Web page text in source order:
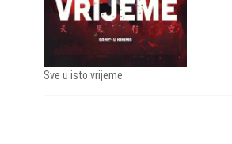
Sve u isto vrijeme